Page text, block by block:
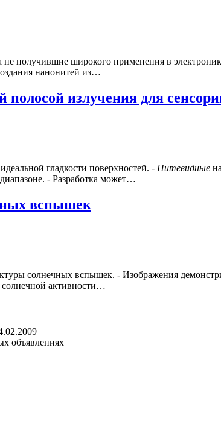
получившие широкого применения в
нанонитей из…
полосой излучения для
гладкости поверхностей. - Нитевидные
- Разработка может…
вспышек
солнечных вспышек. - Изображения
солнечной активности…
объявлениях